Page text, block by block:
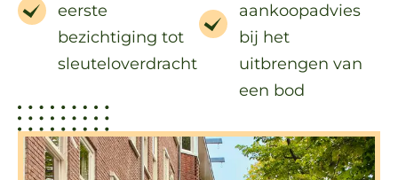
eerste
bezichtiging tot
sleuteloverdracht
aankoopadvies
bij het
uitbrengen van
een bod